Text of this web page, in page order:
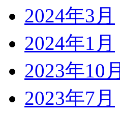
2024年3月
2024年1月
2023年10月
2023年7月